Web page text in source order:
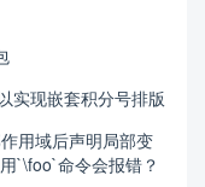
实现嵌套积分号排版
用域后声明局部变
`\foo`命令会报错？